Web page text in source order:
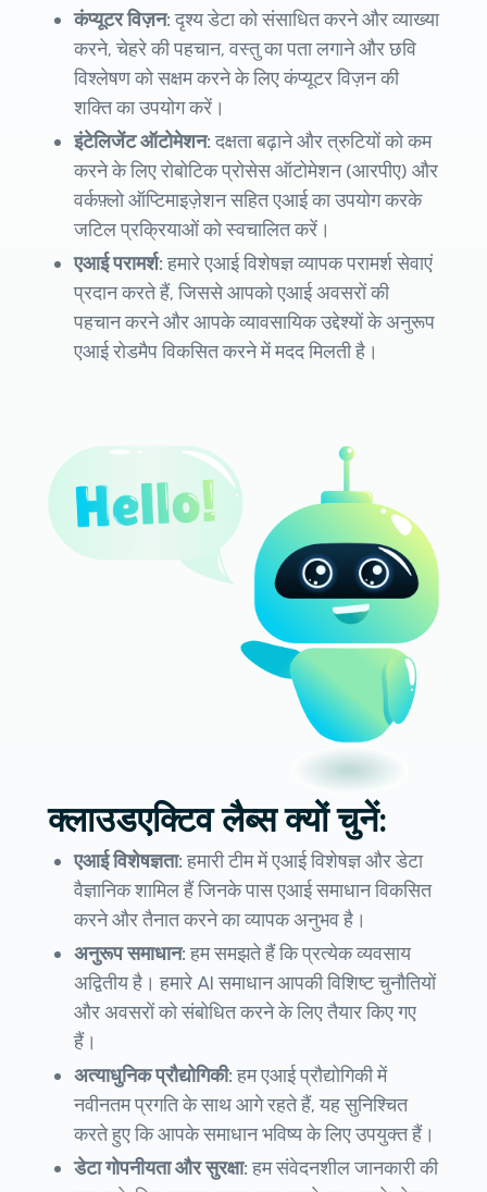
कंप्यूटर विज़न:दृश्य डेटा को संसाधित करने और व्याख्या
करने, चेहरे की पहचान, वस्तु का पता लगाने और छवि
विश्लेषण को सक्षम करने के लिए कंप्यूटर विज़न की
शक्ति का उपयोग करें।
इंटेलिजेंट ऑटोमेशन:दक्षता बढ़ाने और त्रुटियों को कम
करने के लिए रोबोटिक प्रोसेस ऑटोमेशन (आरपीए) और
वर्कफ़्लो ऑप्टिमाइज़ेशन सहित एआई का उपयोग करके
जटिल प्रक्रियाओं को स्वचालित करें।
एआई परामर्श:हमारे एआई विशेषज्ञ व्यापक परामर्श सेवाएं
प्रदान करते हैं, जिससे आपको एआई अवसरों की
पहचान करने और आपके व्यावसायिक उद्देश्यों के अनुरूप
एआई रोडमैप विकसित करने में मदद मिलती है।
क्लाउडएक्टिव लैब्स क्यों चुनें:
एआई विशेषज्ञता:हमारी टीम में एआई विशेषज्ञ और डेटा
वैज्ञानिक शामिल हैं जिनके पास एआई समाधान विकसित
करने और तैनात करने का व्यापक अनुभव है।
अनुरूप समाधान:हम समझते हैं कि प्रत्येक व्यवसाय
अद्वितीय है। हमारे AI समाधान आपकी विशिष्ट चुनौतियों
और अवसरों को संबोधित करने के लिए तैयार किए गए
हैं।
अत्याधुनिक प्रौद्योगिकी:हम एआई प्रौद्योगिकी में
नवीनतम प्रगति के साथ आगे रहते हैं, यह सुनिश्चित
करते हुए कि आपके समाधान भविष्य के लिए उपयुक्त हैं।
डेटा गोपनीयता और सुरक्षा:हम संवेदनशील जानकारी की